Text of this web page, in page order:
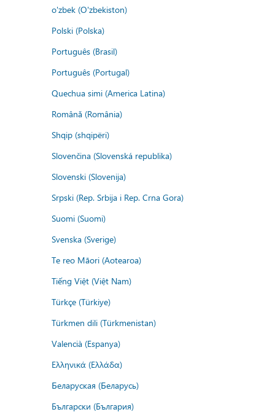
o'zbek (O'zbekiston)
Polski (Polska)
Português (Brasil)
Português (Portugal)
Quechua simi (America Latina)
Română (România)
Shqip (shqipëri)
Slovenčina (Slovenská republika)
Slovenski (Slovenija)
Srpski (Rep. Srbija i Rep. Crna Gora)
Suomi (Suomi)
Svenska (Sverige)
Te reo Māori (Aotearoa)
Tiếng Việt (Việt Nam)
Türkçe (Türkiye)
Türkmen dili (Türkmenistan)
Valencià (Espanya)
Ελληνικά (Ελλάδα)
Беларуская (Беларусь)
Български (България)